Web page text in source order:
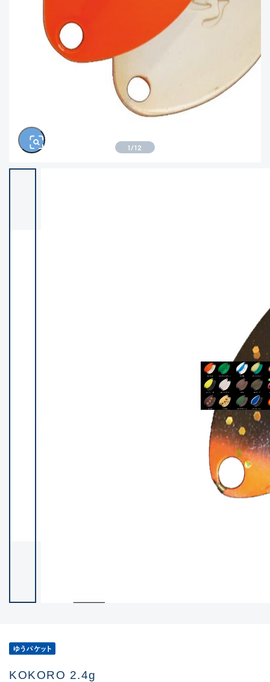
※ルアー、エギ、雑品、その他につきましては
ランク表記はございません。 状態は写真にて
ご確認ください。
1 /12
KOKORO 2.4g